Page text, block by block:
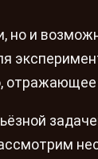
но и
отражающее